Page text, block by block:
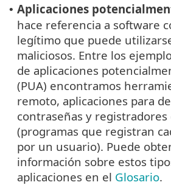
• Aplicaciones
hace referencia a software
legítimo que puede
maliciosos. Entre los
de aplicaciones
(PUA) encontramos
remoto, aplicaciones para
contraseñas y registradores
(programas que registran
por un usuario). Puede
información sobre estos
aplicaciones en el Glosario.